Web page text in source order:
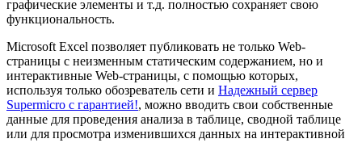
графические элементы и т.д. полностью сохраняет свою
функциональность.
Microsoft Excel позволяет публиковать не только Web-
страницы с неизменным статическим содержанием, но и
интерактивные Web-страницы, с помощью которых,
используя только обозреватель сети и Надежный сервер
Supermicro с гарантией!, можно вводить свои собственные
данные для проведения анализа в таблице, сводной таблице
или для просмотра изменившихся данных на интерактивной